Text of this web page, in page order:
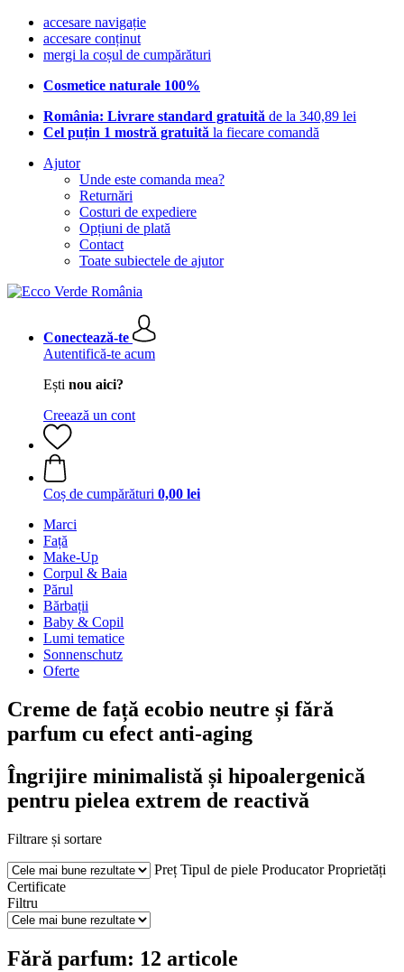
accesare navigație
accesare conținut
mergi la coșul de cumpărături
Cosmetice naturale 100%
România: Livrare standard gratuită de la 340,89 lei
Cel puțin 1 mostră gratuită la fiecare comandă
Ajutor
Unde este comanda mea?
Returnări
Costuri de expediere
Opțiuni de plată
Contact
Toate subiectele de ajutor
Conectează-te
Autentifică-te acum
Ești nou aici?
Creează un cont
Coș de cumpărături 0,00 lei
Marci
Față
Make-Up
Corpul & Baia
Părul
Bărbații
Baby & Copil
Lumi tematice
Sonnenschutz
Oferte
Creme de față ecobio neutre și fără
parfum cu efect anti-aging
Îngrijire minimalistă și hipoalergenică
pentru pielea extrem de reactivă
Filtrare și sortare
Preț Tipul de piele Producator Proprietăți
Certificate
Filtru
Fără parfum: 12 articole